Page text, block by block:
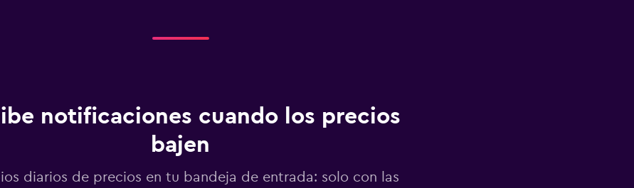
notificaciones cuando los precios
bajen
diarios de precios en tu bandeja de entrada: solo con las